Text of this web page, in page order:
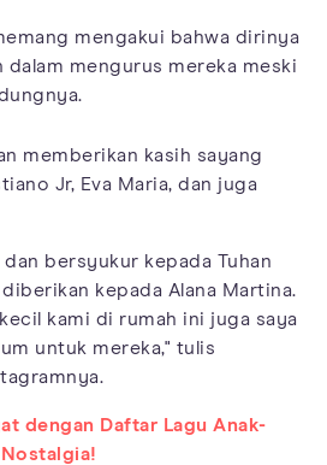
mengakui bahwa dirinya
mengurus mereka meski
memberikan kasih sayang
Jr, Eva Maria, dan juga
bersyukur kepada Tuhan
kepada Alana Martina.
kami di rumah ini juga saya
untuk mereka," tulis
dengan Daftar Lagu Anak-